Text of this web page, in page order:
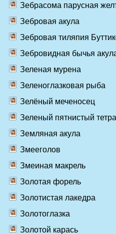
Зебрасома парусная
Зебровая акула
Зебровая тиляпия
Зебровидная бычья
Зеленaя муренa
Зеленоглазковая рыба
Зелёный меченосец
Зеленый пятнистый
Земляная акула
Змееголов
Змеиная макрель
Золотая форель
Золотистая лакедра
Золотоглазка
Золотой карась